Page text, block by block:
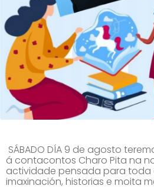
SÁBADO DÍA 9 de agosto
á contacontos Charo Pita na
actividade pensada para toda
imaxinación, historias e moita